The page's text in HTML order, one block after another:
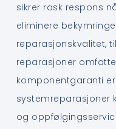
sikrer rask respons
eliminere
reparasjonskvalitet,
reparasjoner
komponentgaranti
systemreparasjoner
og